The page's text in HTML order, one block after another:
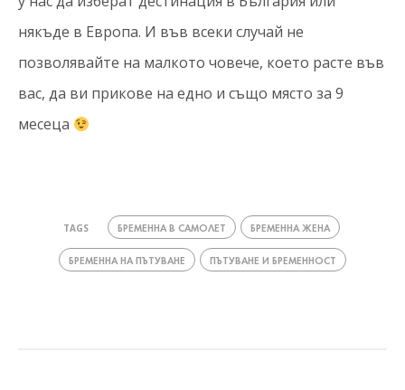
някъде в Европа. И във всеки случай не
позволявайте на малкото човече, което расте във
вас, да ви прикове на едно и също място за 9
месеца
TAGS БРЕМЕННА В САМОЛЕТ БРЕМЕННА ЖЕНА
БРЕМЕННА НА ПЪТУВАНЕ ПЪТУВАНЕ И БРЕМЕННОСТ